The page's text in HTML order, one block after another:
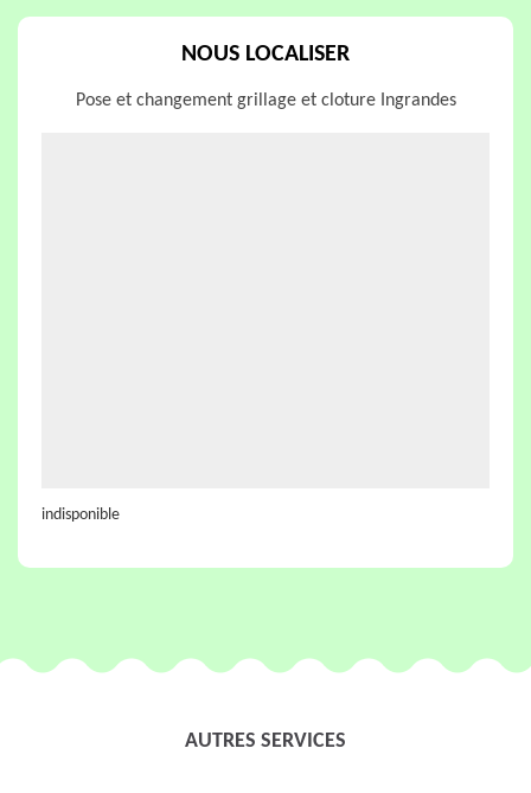
NOUS LOCALISER
Pose et changement grillage et cloture Ingrandes
indisponible
AUTRES SERVICES